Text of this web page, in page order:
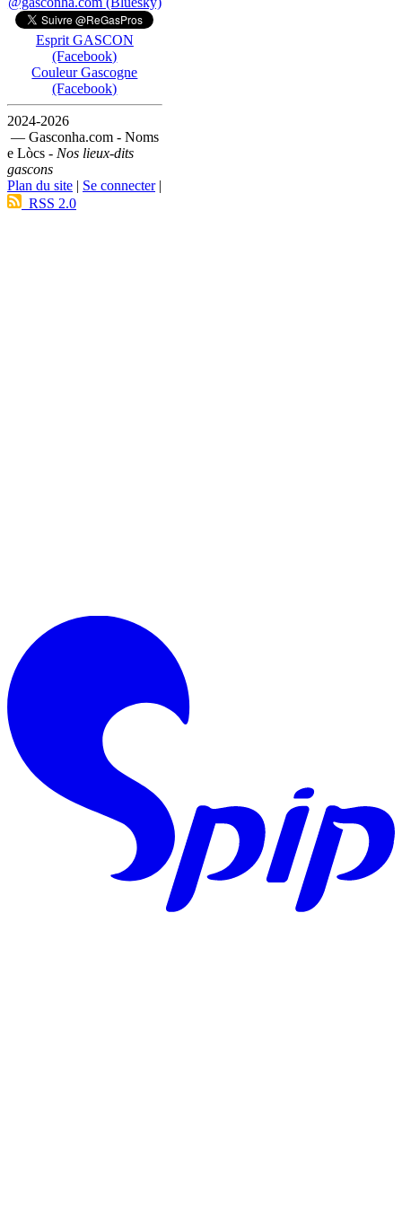
Esprit GASCON
(Facebook)
Couleur Gascogne
(Facebook)
2024-2026
— Gasconha.com - Noms
e Lòcs - Nos lieux-dits
gascons
Plan du site
Se connecter|
RSS 2.0